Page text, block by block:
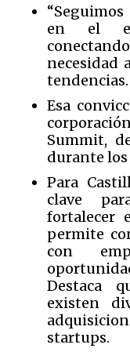
en el
necesidad
tendencias.
Esa
Summit,
durante
Para
clave
fortalecer
permite
con
Destaca
existen
startups.